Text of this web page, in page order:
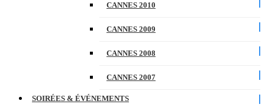
CANNES 2010
CANNES 2009
CANNES 2008
CANNES 2007
SOIRÉES & ÉVÉNEMENTS